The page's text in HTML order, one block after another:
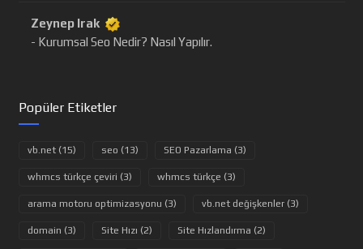
Zeynep Irak
- Kurumsal Seo Nedir? Nasıl Yapılır.
Popüler Etiketler
vb.net (15) seo (13) SEO Pazarlama (3)
whmcs türkçe çeviri (3) whmcs türkçe (3)
arama motoru optimizasyonu (3) vb.net değişkenler (3)
domain (3) Site Hızı (2) Site Hızlandırma (2)